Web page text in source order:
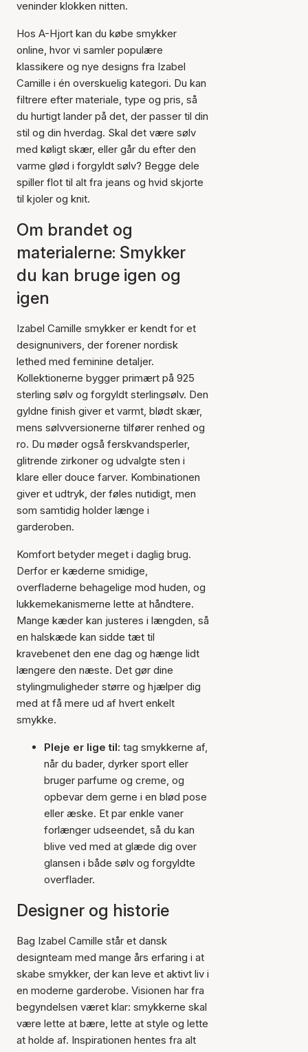
veninder klokken nitten.
Hos A-Hjort kan du købe smykker
online, hvor vi samler populære
klassikere og nye designs fra Izabel
Camille i én overskuelig kategori. Du kan
filtrere efter materiale, type og pris, så
du hurtigt lander på det, der passer til din
stil og din hverdag. Skal det være sølv
med køligt skær, eller går du efter den
varme glød i forgyldt sølv? Begge dele
spiller flot til alt fra jeans og hvid skjorte
til kjoler og knit.
Om brandet og
materialerne: Smykker
du kan bruge igen og
igen
Izabel Camille smykker er kendt for et
designunivers, der forener nordisk
lethed med feminine detaljer.
Kollektionerne bygger primært på 925
sterling sølv og forgyldt sterlingsølv. Den
gyldne finish giver et varmt, blødt skær,
mens sølvversionerne tilfører renhed og
ro. Du møder også ferskvandsperler,
glitrende zirkoner og udvalgte sten i
klare eller douce farver. Kombinationen
giver et udtryk, der føles nutidigt, men
som samtidig holder længe i
garderoben.
Komfort betyder meget i daglig brug.
Derfor er kæderne smidige,
overfladerne behagelige mod huden, og
lukkemekanismerne lette at håndtere.
Mange kæder kan justeres i længden, så
en halskæde kan sidde tæt til
kravebenet den ene dag og hænge lidt
længere den næste. Det gør dine
stylingmuligheder større og hjælper dig
med at få mere ud af hvert enkelt
smykke.
Pleje er lige til: tag smykkerne af,
når du bader, dyrker sport eller
bruger parfume og creme, og
opbevar dem gerne i en blød pose
eller æske. Et par enkle vaner
forlænger udseendet, så du kan
blive ved med at glæde dig over
glansen i både sølv og forgyldte
overflader.
Designer og historie
Bag Izabel Camille står et dansk
designteam med mange års erfaring i at
skabe smykker, der kan leve et aktivt liv i
en moderne garderobe. Visionen har fra
begyndelsen været klar: smykkerne skal
være lette at bære, lette at style og lette
at holde af. Inspirationen hentes fra alt